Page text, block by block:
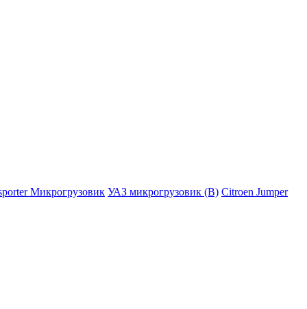
Микрогрузовик УАЗ микрогрузовик (B) Citroen Jumper